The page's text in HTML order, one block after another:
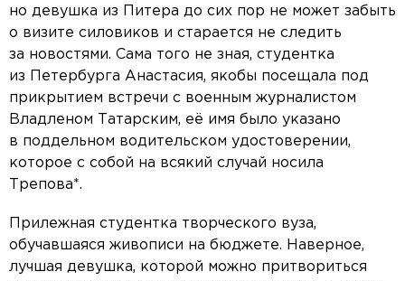
но девушка из Питера до сих пор не может забыть
о визите силовиков и старается не следить
за новостями. Сама того не зная, студентка
из Петербурга Анастасия, якобы посещала под
прикрытием встречи с военным журналистом
Владленом Татарским, её имя было указано
в поддельном водительском удостоверении,
которое с собой на всякий случай носила
Трепова*.
Прилежная студентка творческого вуза,
обучавшаяся живописи на бюджете. Наверное,
лучшая девушка, которой можно притвориться